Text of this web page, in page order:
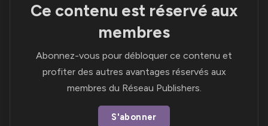
Ce contenu est réservé aux
membres
Abonnez-vous pour débloquer ce contenu et
profiter des autres avantages réservés aux
membres du Réseau Publishers.
S'abonner